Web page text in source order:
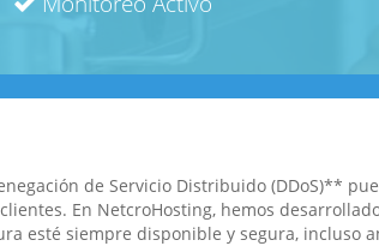
de Servicio Distribuido (DDoS)**
En NetcroHosting, hemos
esté siempre disponible y segura, incluso